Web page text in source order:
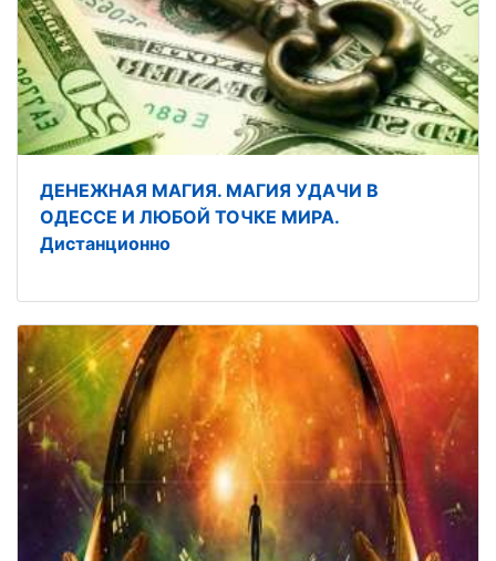
ДЕНЕЖНАЯ МАГИЯ. МАГИЯ УДАЧИ В
ОДЕССЕ И ЛЮБОЙ ТОЧКЕ МИРА.
Дистанционно